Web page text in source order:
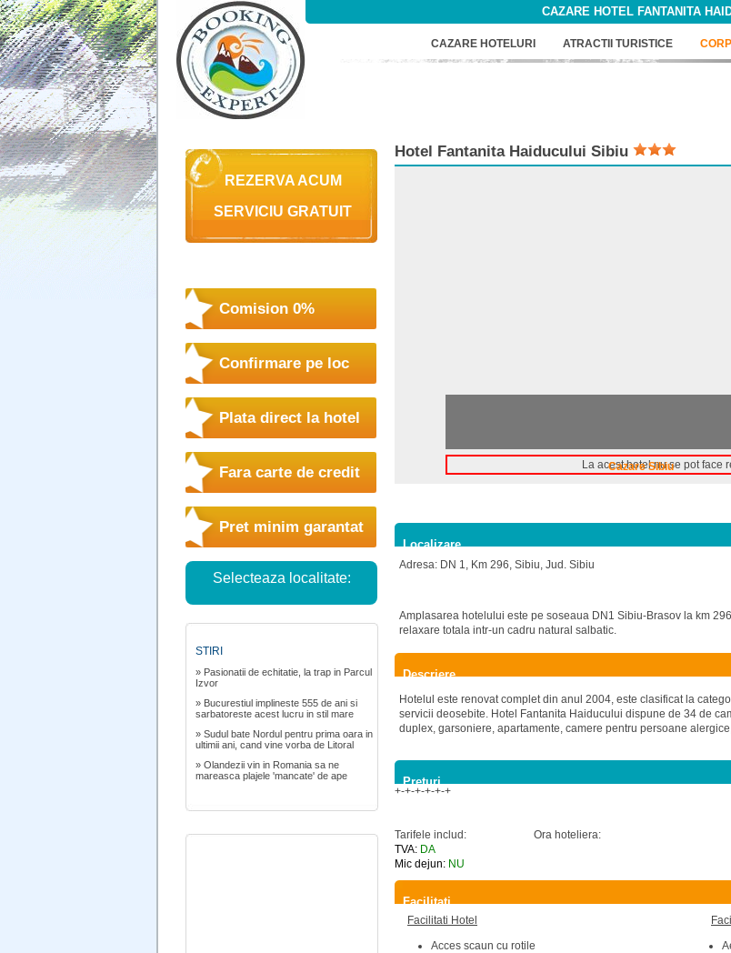
CAZARE HOTEL FANTANITA
CAZARE HOTELURI ATRACTII TURISTICE
REZERVA ACUM
SERVICIU GRATUIT
Comision 0%
Confirmare pe loc
Plata direct la hotel
Fara carte de credit
Pret minim garantat
Selecteaza localitate:
STIRI
» Pasionatii de echitatie, la trap in Parcul
Izvor
» Bucurestiul implineste 555 de ani si
sarbatoreste acest lucru in stil mare
» Sudul bate Nordul pentru prima oara in
ultimii ani, cand vine vorba de Litoral
» Olandezii vin in Romania sa ne
mareasca plajele 'mancate' de ape
Hotel Fantanita Haiducului Sibiu
Cazare Sibiu
La acest hotel nu se pot face
Localizare
Adresa: DN 1, Km 296, Sibiu, Jud. Sibiu
Amplasarea hotelului este pe soseaua DN1 Sibiu-Brasov la km
relaxare totala intr-un cadru natural salbatic.
Descriere
Hotelul este renovat complet din anul 2004, este clasificat la
servicii deosebite. Hotel Fantanita Haiducului dispune de 34 de
duplex, garsoniere, apartamente, camere pentru persoane
Preturi
+-+-+-+-+-+
Tarifele includ:
TVA: DA
Mic dejun: NU
Ora hoteliera:
Facilitati
Facilitati Hotel
Acces scaun cu rotile